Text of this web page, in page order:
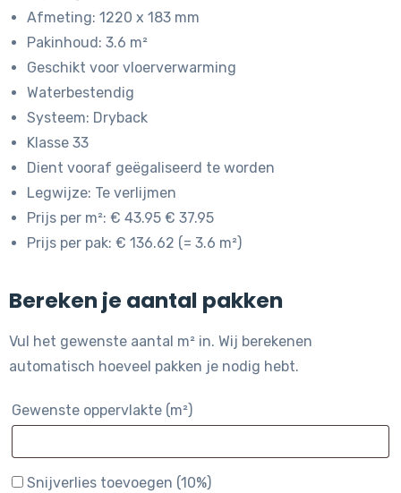
€ 43,95.€ 37,95.
Afmeting: 1220 x 183 mm
Pakinhoud: 3.6 m²
Geschikt voor vloerverwarming
Waterbestendig
Systeem: Dryback
Klasse 33
Dient vooraf geëgaliseerd te worden
Legwijze: Te verlijmen
Prijs per m²: € 43.95 € 37.95
Prijs per pak: € 136.62 (= 3.6 m²)
Bereken je aantal pakken
Vul het gewenste aantal m² in. Wij berekenen
automatisch hoeveel pakken je nodig hebt.
Gewenste oppervlakte (m²)
Snijverlies toevoegen (10%)